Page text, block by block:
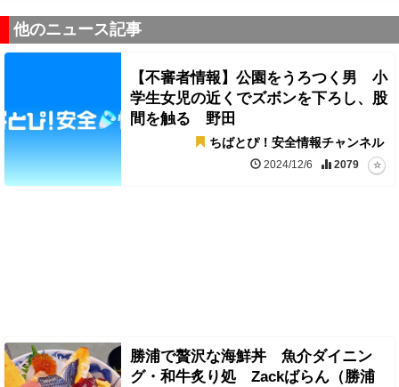
他のニュース記事
【不審者情報】公園をうろつく男 小
学生女児の近くでズボンを下ろし、股
間を触る 野田
ちばとぴ！安全情報チャンネル
2024/12/6 2079
勝浦で贅沢な海鮮丼 魚介ダイニン
グ・和牛炙り処 Zackばらん（勝浦